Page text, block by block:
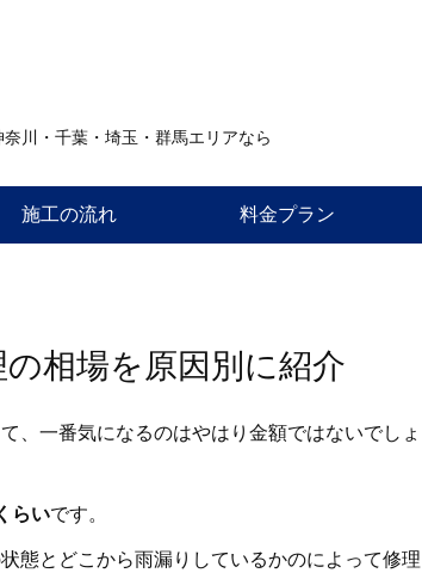
川・千葉・埼玉・群馬エリアなら
施工の流れ 料金プラン
の相場を原因別に紹介
、一番気になるのはやはり金額ではないでしょ
らいです。
態とどこから雨漏りしているかのによって修理